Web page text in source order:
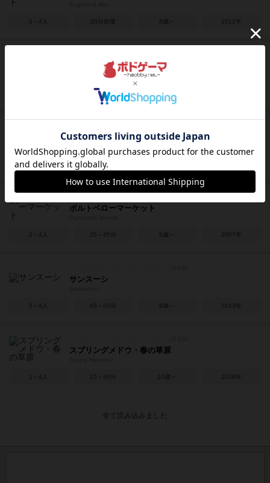
2～4人 20分前後 6歳～ 2011年
トランスアメリカ
Trans America
30～40分 8歳～
シトラス
2～5人 50～80分
ポルトベローマーケット
2～4人 35～45分 8歳～ 2007年
サンスーシ
2～4人 45～55分 8歳～ 2013年
スプリングメドウ・春の草原
1～4人 15～60分 10歳～ 2018年
全て読み込みました